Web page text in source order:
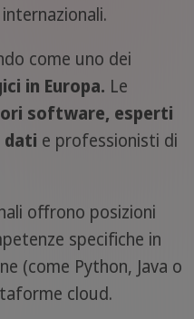
come uno dei
in Europa. Le
software, esperti
dati e professionisti di
offrono posizioni
specifiche in
(come Python, Java o
cloud.